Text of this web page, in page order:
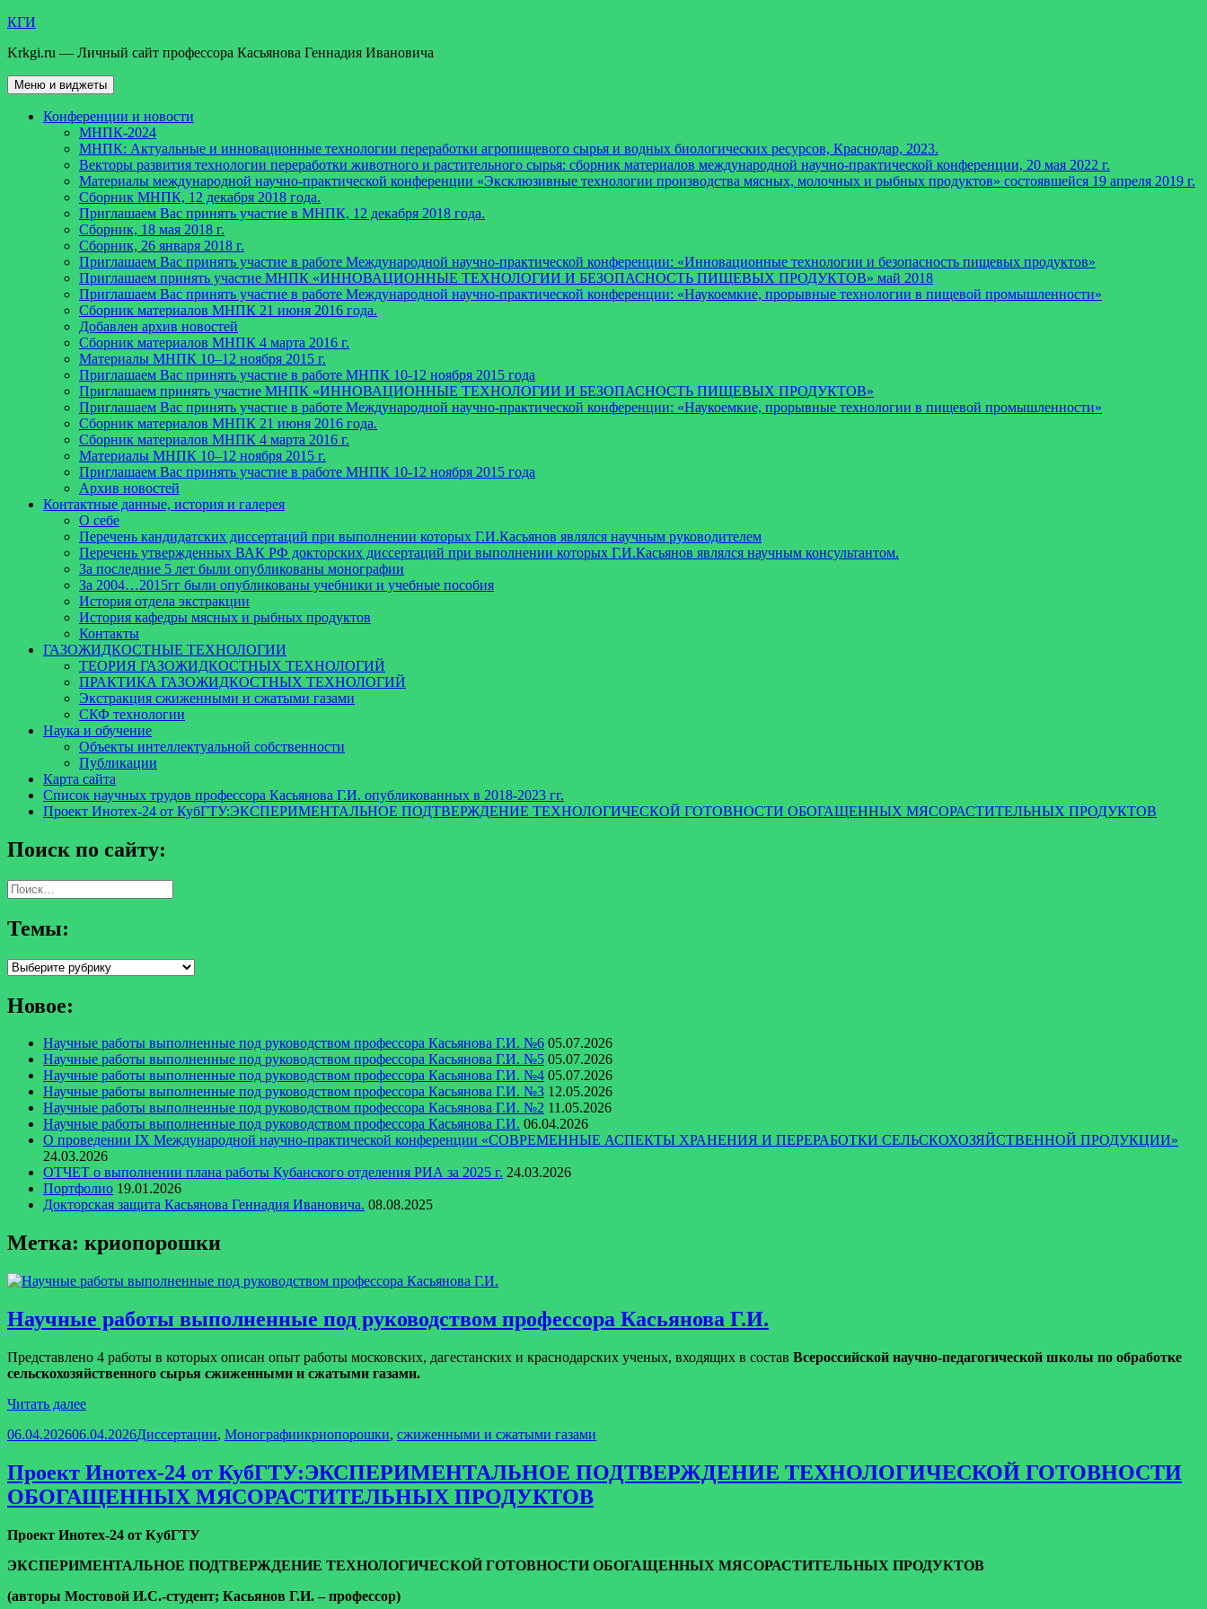
Перейти
содержимому
КГИ
Krkgi.ru — Личный сайт профессора Касьянова Геннадия Ивановича
Меню и виджеты
Конференции и новости
МНПК-2024
МНПК: Актуальные и инновационные технологии переработки агропищевого сырья и водных биологических ресурсов, Краснодар, 2023.
Векторы развития технологии переработки животного и растительного сырья: сборник материалов международной научно-практической конференции, 20 мая 2022 г.
Материалы международной научно-практической конференции «Эксклюзивные технологии производства мясных, молочных и рыбных продуктов» состоявшейся 19 апреля 2019 г.
Сборник МНПК, 12 декабря 2018 года.
Приглашаем Вас принять участие в МНПК, 12 декабря 2018 года.
Сборник, 18 мая 2018 г.
Сборник, 26 января 2018 г.
Приглашаем Вас принять участие в работе Международной научно-практической конференции: «Инновационные технологии и безопасность пищевых продуктов»
Приглашаем принять участие МНПК «ИННОВАЦИОННЫЕ ТЕХНОЛОГИИ И БЕЗОПАСНОСТЬ ПИЩЕВЫХ ПРОДУКТОВ» май 2018
Приглашаем Вас принять участие в работе Международной научно-практической конференции: «Наукоемкие, прорывные технологии в пищевой промышленности»
Сборник материалов МНПК 21 июня 2016 года.
Добавлен архив новостей
Cборник материалов МНПК 4 марта 2016 г.
Материалы МНПК 10–12 ноября 2015 г.
Приглашаем Вас принять участие в работе МНПК 10-12 ноября 2015 года
Приглашаем принять участие МНПК «ИННОВАЦИОННЫЕ ТЕХНОЛОГИИ И БЕЗОПАСНОСТЬ ПИЩЕВЫХ ПРОДУКТОВ»
Приглашаем Вас принять участие в работе Международной научно-практической конференции: «Наукоемкие, прорывные технологии в пищевой промышленности»
Сборник материалов МНПК 21 июня 2016 года.
Cборник материалов МНПК 4 марта 2016 г.
Материалы МНПК 10–12 ноября 2015 г.
Приглашаем Вас принять участие в работе МНПК 10-12 ноября 2015 года
Архив новостей
Контактные данные, история и галерея
О себе
Перечень кандидатских диссертаций при выполнении которых Г.И.Касьянов являлся научным руководителем
Перечень утвержденных ВАК РФ докторских диссертаций при выполнении которых Г.И.Касьянов являлся научным консультантом.
За последние 5 лет были опубликованы монографии
За 2004…2015гг были опубликованы учебники и учебные пособия
История отдела экстракции
История кафедры мясных и рыбных продуктов
Контакты
ГАЗОЖИДКОСТНЫЕ ТЕХНОЛОГИИ
ТЕОРИЯ ГАЗОЖИДКОСТНЫХ ТЕХНОЛОГИЙ
ПРАКТИКА ГАЗОЖИДКОСТНЫХ ТЕХНОЛОГИЙ
Экстракция сжиженными и сжатыми газами
СКФ технологии
Наука и обучение
Объекты интеллектуальной собственности
Публикации
Карта сайта
Список научных трудов профессора Касьянова Г.И. опубликованных в 2018-2023 гг.
Проект Инотех-24 от КубГТУ:ЭКСПЕРИМЕНТАЛЬНОЕ ПОДТВЕРЖДЕНИЕ ТЕХНОЛОГИЧЕСКОЙ ГОТОВНОСТИ ОБОГАЩЕННЫХ МЯСОРАСТИТЕЛЬНЫХ ПРОДУКТОВ
Поиск по сайту:
Найти:
Темы:
Темы:
Новое:
Научные работы выполненные под руководством профессора Касьянова Г.И. №6 05.07.2026
Научные работы выполненные под руководством профессора Касьянова Г.И. №5 05.07.2026
Научные работы выполненные под руководством профессора Касьянова Г.И. №4 05.07.2026
Научные работы выполненные под руководством профессора Касьянова Г.И. №3 12.05.2026
Научные работы выполненные под руководством профессора Касьянова Г.И. №2 11.05.2026
Научные работы выполненные под руководством профессора Касьянова Г.И. 06.04.2026
О проведении IX Международной научно-практической конференции «СОВРЕМЕННЫЕ АСПЕКТЫ ХРАНЕНИЯ И ПЕРЕРАБОТКИ СЕЛЬСКОХОЗЯЙСТВЕННОЙ ПРОДУКЦИИ»
24.03.2026
ОТЧЕТ о выполнении плана работы Кубанского отделения РИА за 2025 г. 24.03.2026
Портфолио 19.01.2026
Докторская защита Касьянова Геннадия Ивановича. 08.08.2025
Метка: криопорошки
Научные работы выполненные под руководством профессора Касьянова Г.И.
Представлено 4 работы в которых описан опыт работы московских, дагестанских и краснодарских ученых, входящих в состав Всероссийской научно-педагогической школы по обработке
сельскохозяйственного сырья сжиженными и сжатыми газами.
Читать далееНаучные
выполненные
руководством
профессора
Касьянова
Опубликовано
06.04.202606.04.2026Рубрики
Диссертации, МонографииМетки
криопорошки, сжиженными и сжатыми газами
Проект Инотех-24 от КубГТУ:ЭКСПЕРИМЕНТАЛЬНОЕ ПОДТВЕРЖДЕНИЕ ТЕХНОЛОГИЧЕСКОЙ ГОТОВНОСТИ
ОБОГАЩЕННЫХ МЯСОРАСТИТЕЛЬНЫХ ПРОДУКТОВ
Проект Инотех-24 от КубГТУ
ЭКСПЕРИМЕНТАЛЬНОЕ ПОДТВЕРЖДЕНИЕ ТЕХНОЛОГИЧЕСКОЙ ГОТОВНОСТИ ОБОГАЩЕННЫХ МЯСОРАСТИТЕЛЬНЫХ ПРОДУКТОВ
(авторы Мостовой И.С.-студент; Касьянов Г.И. – профессор)